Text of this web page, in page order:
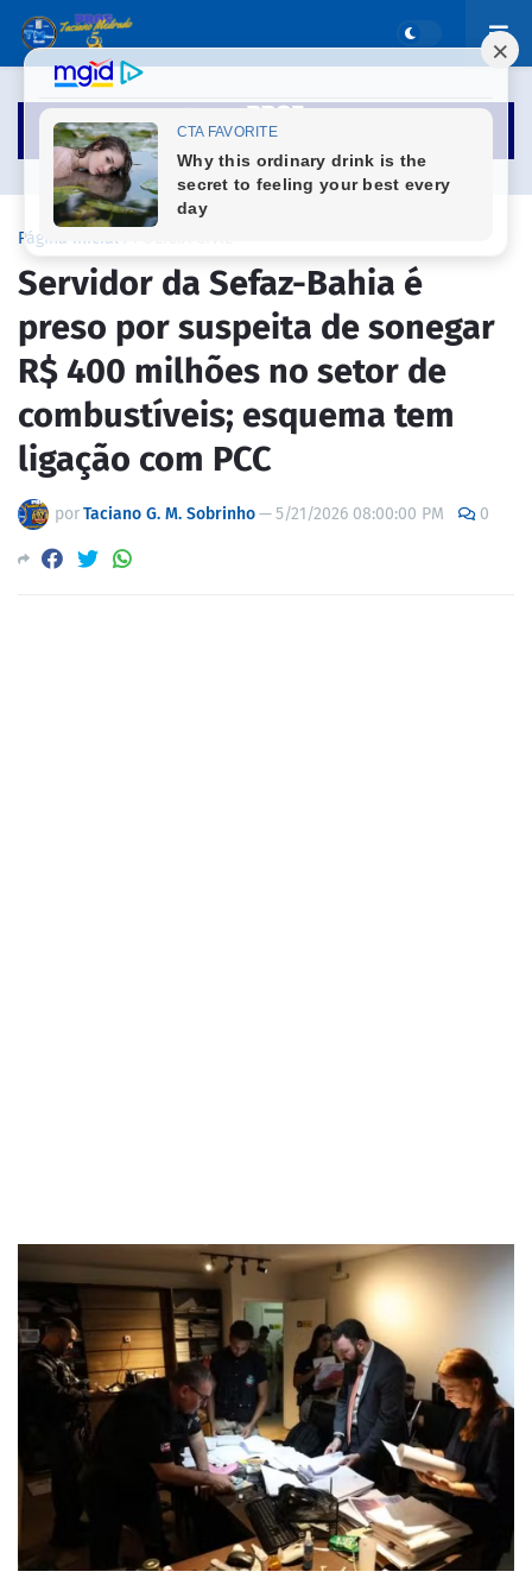
Página inicial
Servidor da Sefaz-Bahia é
preso por suspeita de sonegar
R$ 400 milhões no setor de
combustíveis; esquema tem
ligação com PCC
porTaciano G. M. Sobrinho—5/21/2026 08:00:00 PM 0